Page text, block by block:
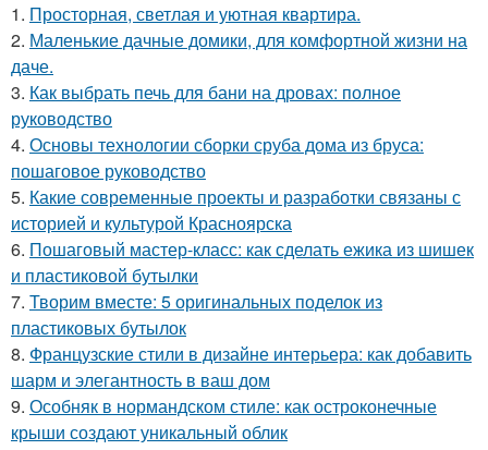
1. Просторная, светлая и уютная квартира.
2. Маленькие дачные домики, для комфортной жизни на
даче.
3. Как выбрать печь для бани на дровах: полное
руководство
4. Основы технологии сборки сруба дома из бруса:
пошаговое руководство
5. Какие современные проекты и разработки связаны с
историей и культурой Красноярска
6. Пошаговый мастер-класс: как сделать ежика из шишек
и пластиковой бутылки
7. Творим вместе: 5 оригинальных поделок из
пластиковых бутылок
8. Французские стили в дизайне интерьера: как добавить
шарм и элегантность в ваш дом
9. Особняк в нормандском стиле: как остроконечные
крыши создают уникальный облик